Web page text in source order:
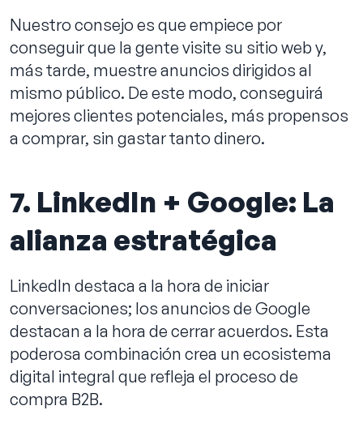
Nuestro consejo es que empiece por
conseguir que la gente visite su sitio web y,
más tarde, muestre anuncios dirigidos al
mismo público. De este modo, conseguirá
mejores clientes potenciales, más propensos
a comprar, sin gastar tanto dinero.
7. LinkedIn + Google: La
alianza estratégica
LinkedIn destaca a la hora de iniciar
conversaciones; los anuncios de Google
destacan a la hora de cerrar acuerdos. Esta
poderosa combinación crea un ecosistema
digital integral que refleja el proceso de
compra B2B.